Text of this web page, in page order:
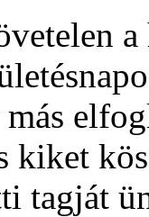
tagját